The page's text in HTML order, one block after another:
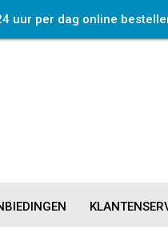
uur per dag online